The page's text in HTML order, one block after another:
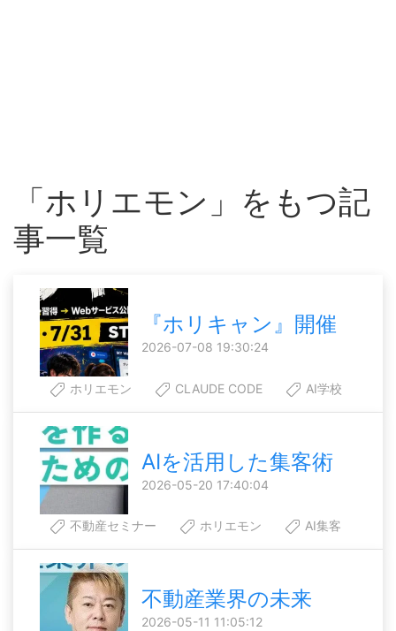
「ホリエモン」をもつ記
事一覧
『ホリキャン』開催
2026-07-08 19:30:24
ホリエモン CLAUDE CODE AI学校
AIを活用した集客術
2026-05-20 17:40:04
不動産セミナー ホリエモン AI集客
不動産業界の未来
2026-05-11 11:05:12